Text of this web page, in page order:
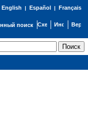
English | Español | Français
поиск